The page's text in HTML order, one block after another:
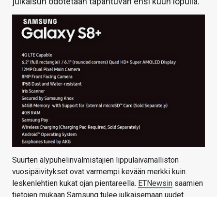
Suurten älypuhelinvalmistajien lippulaivamalliston
vuosipäivitykset ovat varmempi kevään merkki kuin
leskenlehtien kukat ojan pientareella. ETNewsin saamien
tietojen mukaan Samsung tulee julkaisemaan uudet